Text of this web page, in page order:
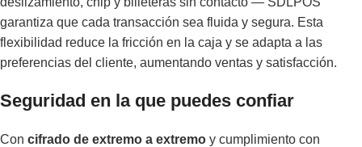
garantiza que cada transacción sea fluida y segura. Esta
flexibilidad reduce la fricción en la caja y se adapta a las
preferencias del cliente, aumentando ventas y satisfacción.
Seguridad en la que puedes confiar
Con cifrado de extremo a extremo y cumplimiento con